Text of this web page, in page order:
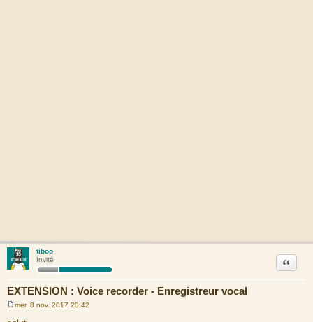
tiboo
Invité
EXTENSION : Voice recorder - Enregistreur vocal
Citation
e
mer. 8 nov. 2017 20:42